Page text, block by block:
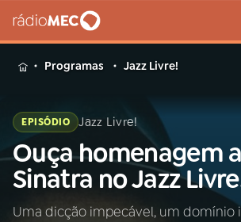
MENU
Buscar
na
Rádio
MEC
Buscar
Programas Jazz Livre!
EPISÓDIO Jazz Livre!
Ouça homenagem
Sinatra no Jazz
Uma dicção impecável, um domínio